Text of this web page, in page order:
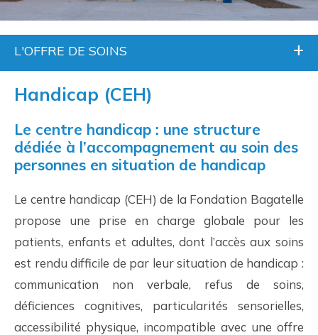
L'OFFRE DE SOINS
Handicap (CEH)
Le centre handicap : une structure
dédiée à l’accompagnement au soin des
personnes en situation de handicap
Le centre handicap (CEH) de la Fondation Bagatelle
propose une prise en charge globale pour les
patients, enfants et adultes, dont l’accès aux soins
est rendu difficile de par leur situation de handicap :
communication non verbale, refus de soins,
déficiences cognitives, particularités sensorielles,
accessibilité physique, incompatible avec une offre